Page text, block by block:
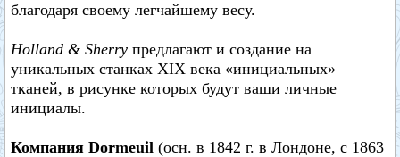
благодаря своему легчайшему весу.
Holland & Sherry предлагают и создание на
уникальных станках XIX века «инициальных»
тканей, в рисунке которых будут ваши личные
инициалы.
Компания Dormeuil (осн. в 1842 г. в Лондоне, с 1863